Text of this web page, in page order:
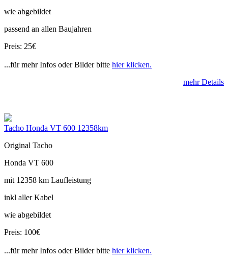
wie abgebildet
passend an allen Baujahren
Preis: 25€
...für mehr Infos oder Bilder bitte hier klicken.
mehr Details
Tacho Honda VT 600 12358km
Original Tacho
Honda VT 600
mit 12358 km Laufleistung
inkl aller Kabel
wie abgebildet
Preis: 100€
...für mehr Infos oder Bilder bitte hier klicken.